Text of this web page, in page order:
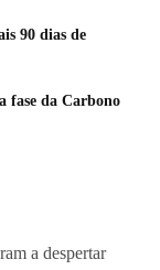
90 dias de
fase da Carbono
a despertar